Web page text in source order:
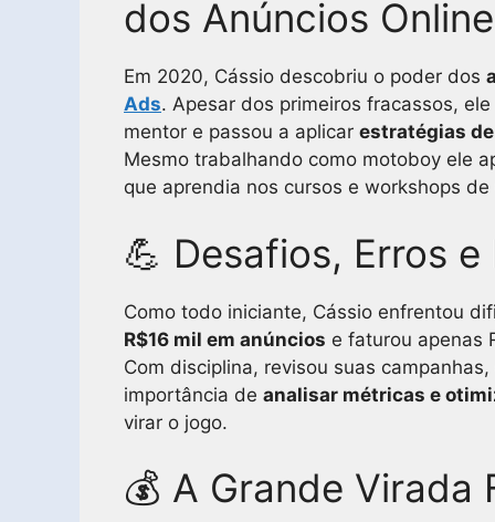
dos Anúncios Online
Em 2020, Cássio descobriu o poder dos
Ads. Apesar dos primeiros fracassos,
mentor e passou a aplicar estratégias de
Mesmo trabalhando como motoboy ele
que aprendia nos cursos e workshops de
💪 Desafios, Erros
Como todo iniciante, Cássio enfrentou
R$16 mil em anúncios e faturou apenas
Com disciplina, revisou suas
importância de analisar métricas e
virar o jogo.
💰 A Grande Virada